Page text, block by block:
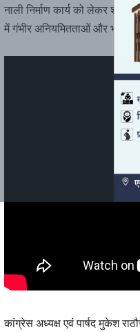
नाली निर्माण कार्य को लेकर शहर
में गंभीर अनियमितताओं और
कांग्रेस अध्यक्ष एवं पार्षद मुकेश